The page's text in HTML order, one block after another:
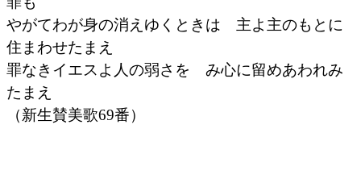
やがてわが身の消えゆくときは 主よ主のもとに
住まわせたまえ
罪なきイエスよ人の弱さを み心に留めあわれみ
たまえ
（新生賛美歌69番）